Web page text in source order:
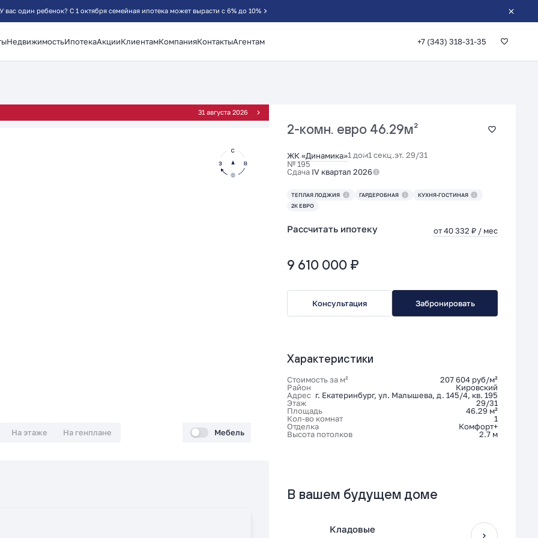
У вас один ребенок? С 1 октября семейная ипотека может вырасти с 6% до 10%
НедвижимостьИпотекаАкцииКлиентамКомпанияКонтактыАгентам +7 (343) 318-31-35
31 августа 2026
На этаже На генплане Мебель
2-комн. евро 46.29м²
ЖК «Динамика»1 дом1 секц.эт. 29/31
№ 195
Сдача IV квартал 2026
ТЕПЛАЯ ЛОДЖИЯ ГАРДЕРОБНАЯ
КУХНЯ-ГОСТИНАЯ
2К ЕВРО
Рассчитать ипотеку от 40 332 ₽ / мес
9 610 000 ₽
Консультация Забронировать
Характеристики
Стоимость за м²
207 604 руб/м²
Район
Кировский
Адрес г. Екатеринбург, ул. Малышева, д. 145/4, кв. 195
Этаж
29/31
Площадь
46.29 м²
Кол-во комнат
1
Отделка
Комфорт+
Высота потолков
2.7 м
В вашем будущем доме
Кладовые